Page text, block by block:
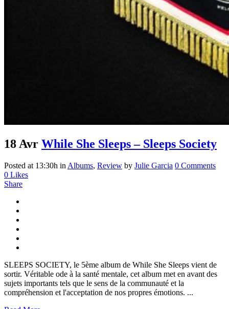
18 Avr While She Sleeps – Sleeps Society
Posted at 13:30h in Albums, Review by Julie Garcia 0 Comments
0 Likes
Share
SLEEPS SOCIETY, le 5ème album de While She Sleeps vient de
sortir. Véritable ode à la santé mentale, cet album met en avant des
sujets importants tels que le sens de la communauté et la
compréhension et l'acceptation de nos propres émotions. ...